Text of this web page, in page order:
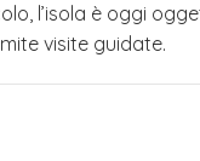
l’isola è oggi
visite guidate.